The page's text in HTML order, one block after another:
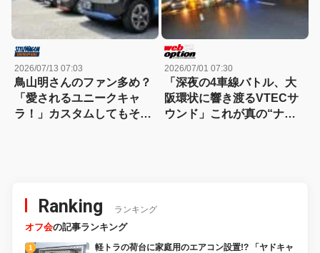
2026/07/13 07:03
鳥山明さんのファン多め？
「愛されるユニークキャ
ラ！」カスタムしてもその
2026/07/01 07:30
「深夜の4車線バトル、大
阪環状に響き渡るVTECサ
ウンド」これが真の“ナニ
Ranking ランキング
オフ会の記事ランキング
軽トラの荷台に家庭用のエアコン設置!? 「ヤドキャ